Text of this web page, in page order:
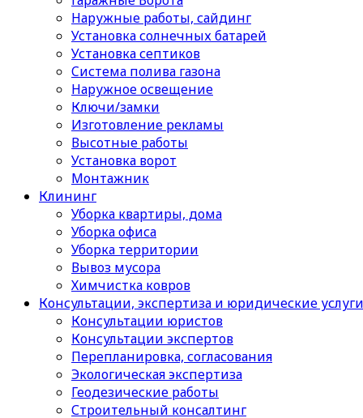
Наружные работы, сайдинг
Установка солнечных батарей
Установка септиков
Cистема полива газона
Наружное освещение
Ключи/замки
Изготовление рекламы
Высотные работы
Установка ворот
Монтажник
Клининг
Уборка квартиры, дома
Уборка офиса
Уборка территории
Вывоз мусора
Химчистка ковров
Консультации, экспертиза и юридические услуги
Консультации юристов
Консультации экспертов
Перепланировка, согласования
Экологическая экспертиза
Геодезические работы
Строительный консалтинг